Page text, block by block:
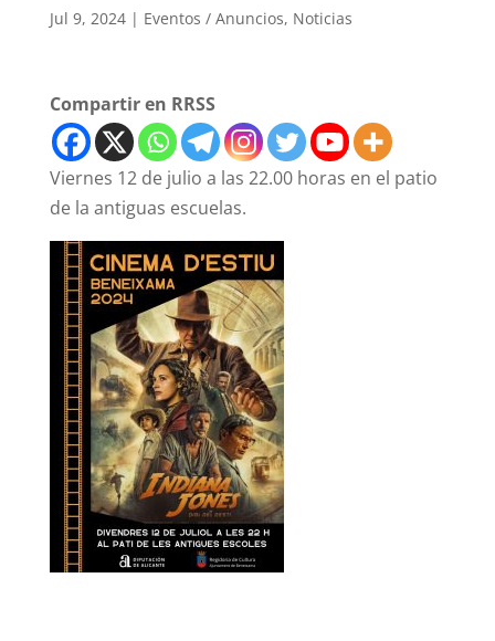
Jul 9, 2024| Eventos / Anuncios, Noticias
Compartir en RRSS
Viernes 12 de julio a las 22.00 horas en el patio
de la antiguas escuelas.